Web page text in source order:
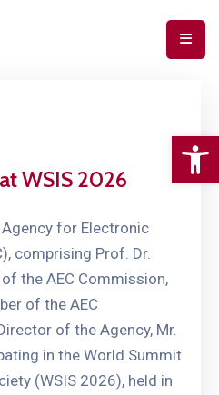
WSIS 2026
for Electronic
comprising Prof. Dr.
the AEC Commission,
of the AEC
of the Agency, Mr.
in the World Summit
(WSIS 2026), held in